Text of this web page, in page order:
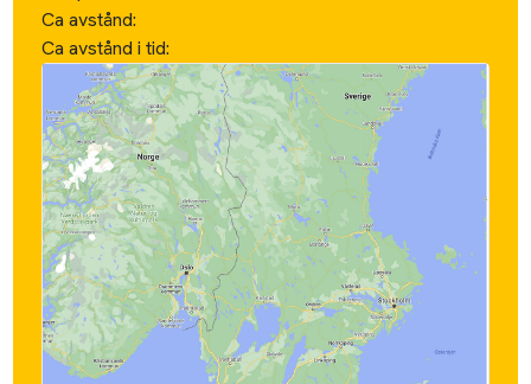
Ca avstånd:
Ca avstånd i tid: